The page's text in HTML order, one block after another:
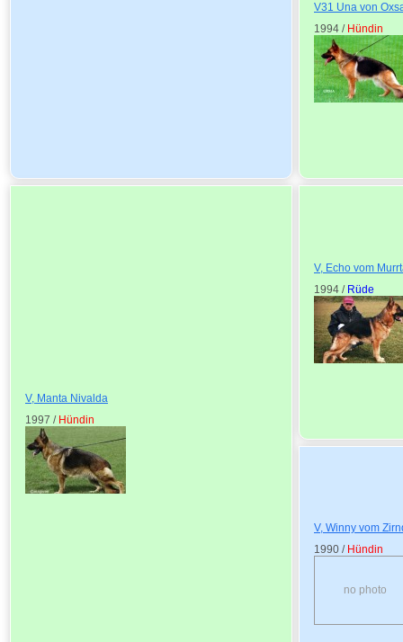
V, Manta Nivalda
1997 / Hündin
V31 Una von
1994 / Hündin
V, Echo vom
1994 / Rüde
V, Winny vom
1990 / Hündin
no photo